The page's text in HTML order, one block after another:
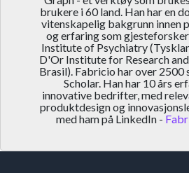
brukere i 60 land. Han har en
vitenskapelig bakgrunn innen
og erfaring som
Institute of Psychiatry
D'Or Institute for Research
Brasil). Fabricio har over 2500
Scholar. Han har 10 års
innovative bedrifter, med
produktdesign og
med ham på LinkedIn -